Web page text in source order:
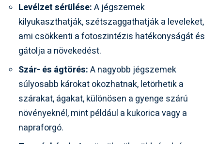
Levélzet sérülése:A jégszemek
kilyukaszthatják, szétszaggathatják a leveleket,
ami csökkenti a fotoszintézis hatékonyságát és
gátolja a növekedést.
Szár- és ágtörés:A nagyobb jégszemek
súlyosabb károkat okozhatnak, letörhetik a
szárakat, ágakat, különösen a gyenge szárú
növényeknél, mint például a kukorica vagy a
napraforgó.